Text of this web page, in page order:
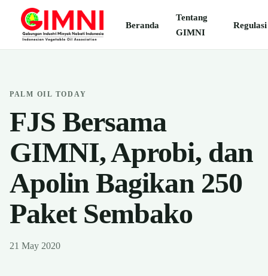
Beranda
Tentang
GIMNI
Regulasi
PALM OIL TODAY
FJS Bersama
GIMNI, Aprobi, dan
Apolin Bagikan 250
Paket Sembako
21 May 2020